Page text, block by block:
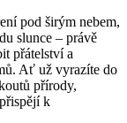
pod širým nebem,
slunce – právě
přátelství a
Ať už vyrazíte do
přírody,
k